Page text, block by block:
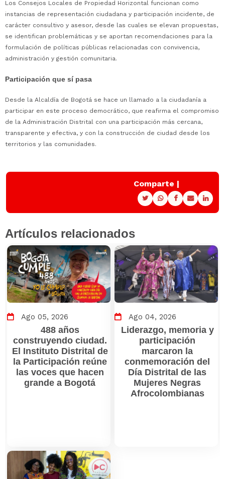
Los Consejos Locales de Propiedad Horizontal funcionan como
instancias de representación ciudadana y participación incidente, de
carácter consultivo y asesor, desde las cuales se elevan propuestas,
se identifican problemáticas y se aportan recomendaciones para la
formulación de políticas públicas relacionadas con convivencia,
administración y gestión comunitaria.
Participación que sí pasa
Desde la Alcaldía de Bogotá se hace un llamado a la ciudadanía a
participar en este proceso democrático, que reafirma el compromiso
de la Administración Distrital con una participación más cercana,
transparente y efectiva, y con la construcción de ciudad desde los
territorios y las comunidades.
Comparte |
Artículos relacionados
Ago 05, 2026
488 años
construyendo ciudad.
El Instituto Distrital de
la Participación reúne
las voces que hacen
grande a Bogotá
Ago 04, 2026
Liderazgo, memoria y
participación
marcaron la
conmemoración del
Día Distrital de las
Mujeres Negras
Afrocolombianas